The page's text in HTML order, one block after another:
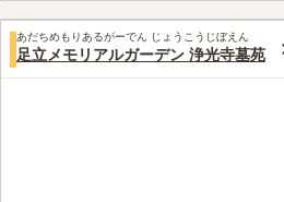
口コミ評価
この霊園はまだ誰からも評価されていません
あだちめもりあるがーでん じょうこうじぼえん
足立メモリアルガーデン 浄光寺墓苑